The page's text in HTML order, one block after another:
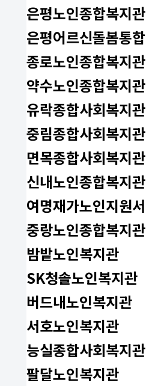
은평노인종합복지관
은평어르신돌봄통
종로노인종합복지관
약수노인종합복지관
유락종합사회복지관
중림종합사회복지관
면목종합사회복지관
신내노인종합복지관
여명재가노인지원
중랑노인종합복지관
밤밭노인복지관
SK청솔노인복지관
버드내노인복지관
서호노인복지관
능실종합사회복지관
팔달노인복지관